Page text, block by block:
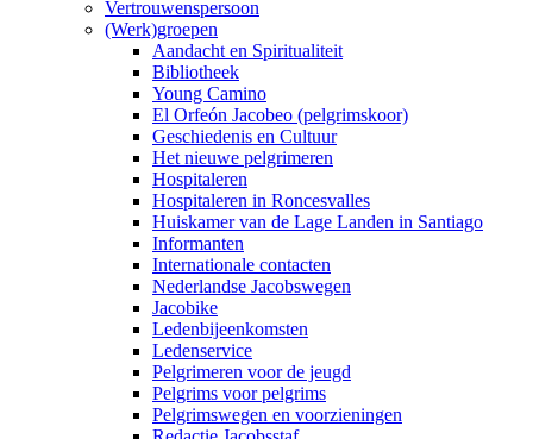
Vertrouwenspersoon
(Werk)groepen
Aandacht en Spiritualiteit
Bibliotheek
Young Camino
El Orfeón Jacobeo (pelgrimskoor)
Geschiedenis en Cultuur
Het nieuwe pelgrimeren
Hospitaleren
Hospitaleren in Roncesvalles
Huiskamer van de Lage Landen in Santiago
Informanten
Internationale contacten
Nederlandse Jacobswegen
Jacobike
Ledenbijeenkomsten
Ledenservice
Pelgrimeren voor de jeugd
Pelgrims voor pelgrims
Pelgrimswegen en voorzieningen